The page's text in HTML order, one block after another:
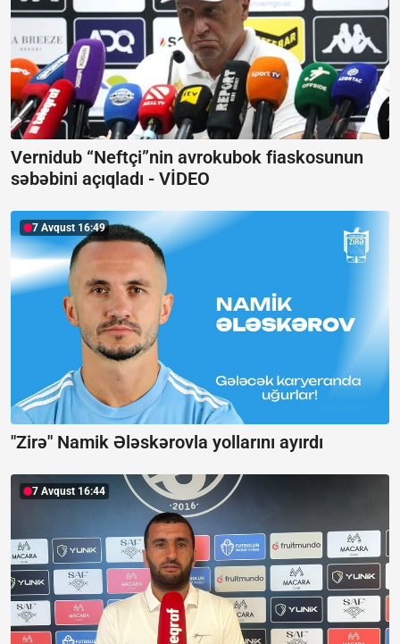
Vernidub “Neftçi”nin avrokubok fiaskosunun
səbəbini açıqladı - VİDEO
7 Avqust 16:49
"Zirə" Namik Ələskərovla yollarını ayırdı
7 Avqust 16:44